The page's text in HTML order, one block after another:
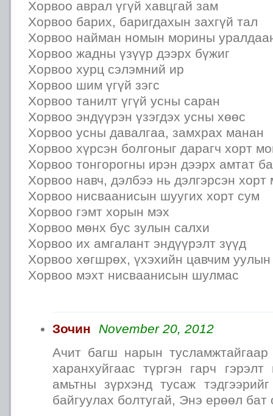
Хорвоо аврал үгүй хавцгай зам
Хорвоо барих, баригдахын захгүй тал
Хорвоо найман номын морины
Хорвоо жадны үзүүр дээрх бүжиг
Хорвоо хурц сэлэмний ир
Хорвоо шим үгүй зэгс
Хорвоо танилт үгүй усны саран
Хорвоо эндүүрэн үзэгдэх усны хөөс
Хорвоо усны давалгаа, замхрах манан
Хорвоо хүрсэн болгоныг дарагч хорт
Хорвоо тонгорогны ирэн дээрх амтат
Хорвоо навч, дэлбээ нь дэлгэрсэн хорт
Хорвоо нисваанисын шуугих хорт сум
Хорвоо гэмт хорын мэх
Хорвоо мөнх бус зулын салхи
Хорвоо их амгалант эндүүрэлт зүүд
Хорвоо хөгшрөх, үхэхийн цавчим уулын
Хорвоо мэхт нисваанисын шулмас
Зочин
November 20, 2012
Ачит багш нарын
харанхуйгаас түргэн гарч
амьтны зүрхэнд тусаж
байгуулах болтугай, Энэ ерөөл бат